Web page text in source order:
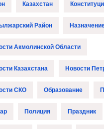
Казахстан
Район
Акмолинской Области
Казахстана Новости
СКО Образование
Полиция Праздник